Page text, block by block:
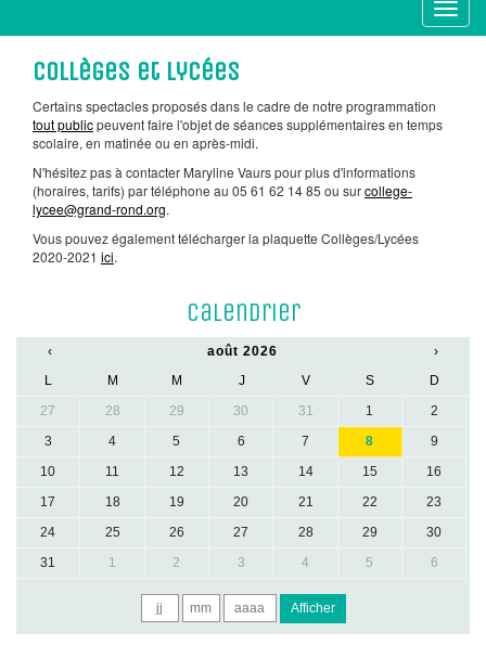
Toggle
Collèges et Lycées
Certains spectacles proposés dans le cadre de notre programmation
tout publicpeuvent faire l'objet de séances supplémentaires en temps
scolaire, en matinée ou en après-midi.
N'hésitez pas à contacter Maryline Vaurs pour plus d'informations
(horaires, tarifs) par téléphone au 05 61 62 14 85 ou surcollege-
lycee@grand-rond.org.
Vous pouvez également télécharger la plaquette Collèges/Lycées
2020-2021 ici.
Calendrier
‹ août 2026
›
L
M M J V S
D
27
28 29 30 31 1
2
3
4 5 6 7 8
9
10
11 12 13 14 15
16
17
18 19 20 21 22
23
24
25 26 27 28 29
30
31
1 2 3 4 5 6
Afficher